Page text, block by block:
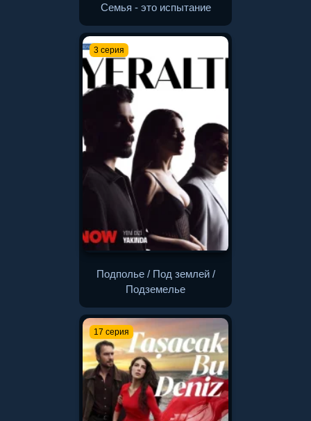
Семья - это испытание
3 серия
Подполье / Под землей /
Подземелье
17 серия